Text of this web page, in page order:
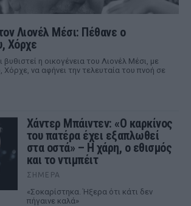
Λιονέλ Μέσι: Πέθανε ο
Χόρχε
βυθιστεί η οικογένεια του Λιονέλ Μέσι, με
Χόρχε, να αφήνει την τελευταία του πνοή σε
Χάντερ Μπάιντεν: «Ο καρκίνος
του πατέρα έχει εξαπλωθεί
στα οστά» – Η χάρη, ο εθισμός
και το ντιμπέιτ
ΣΉΜΕΡΑ
«Σοκαρίστηκα. Ήξερα ότι κάτι δεν
πήγαινε καλά»